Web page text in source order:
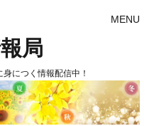
MENU
局
につく情報配信中！